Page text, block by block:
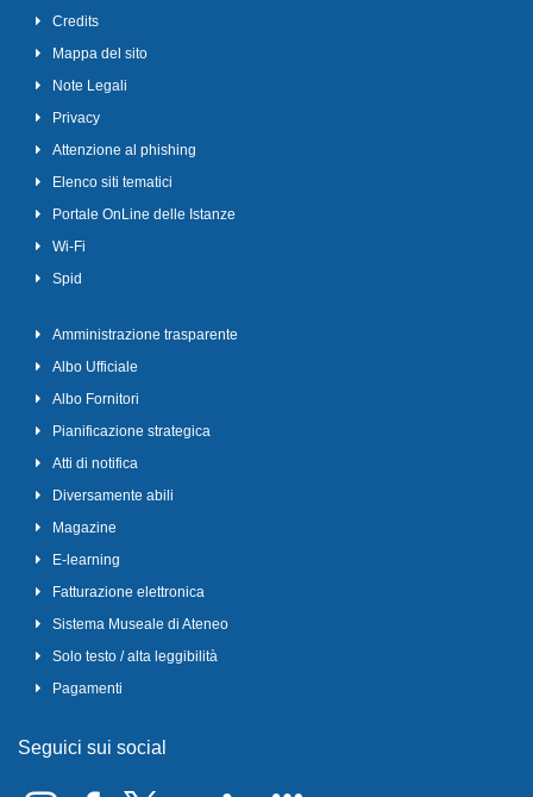
Credits
Mappa del sito
Note Legali
Privacy
Attenzione al phishing
Elenco siti tematici
Portale OnLine delle Istanze
Wi-Fi
Spid
Amministrazione trasparente
Albo Ufficiale
Albo Fornitori
Pianificazione strategica
Atti di notifica
Diversamente abili
Magazine
E-learning
Fatturazione elettronica
Sistema Museale di Ateneo
Solo testo / alta leggibilità
Pagamenti
Seguici sui social